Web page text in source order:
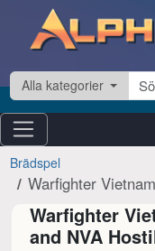
Hoppa till innehåll
Alla kategorier
Brädspel
Warfighter
Warfighter
and NVA